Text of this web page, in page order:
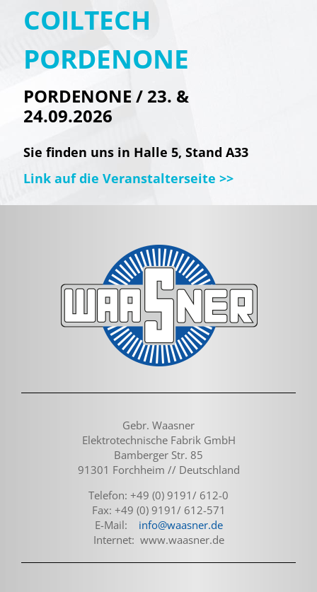
COILTECH
PORDENONE
PORDENONE / 23. &
24.09.2026
Sie finden uns in Halle 5, Stand A33
Link auf die Veranstalterseite >>
Gebr. Waasner
Elektrotechnische Fabrik GmbH
Bamberger Str. 85
91301 Forchheim // Deutschland
Telefon: +49 (0) 9191/ 612-0
Fax: +49 (0) 9191/ 612-571
E-Mail: info@waasner.de
Internet: www.waasner.de